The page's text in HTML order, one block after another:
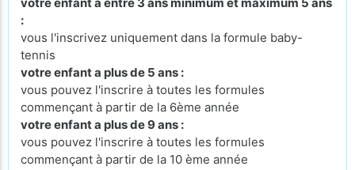
:
vous l'inscrivez uniquement dans la formule baby-
tennis
votre enfant a plus de 5 ans :
vous pouvez l'inscrire à toutes les formules
commençant à partir de la 6ème année
votre enfant a plus de 9 ans :
vous pouvez l'inscrire à toutes les formules
commençant à partir de la 10 ème année